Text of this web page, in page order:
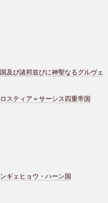
及び諸邦並びに神聖なるグルヴェ
スティア＝サーシス四重帝国
ギェヒョウ・ハーン国